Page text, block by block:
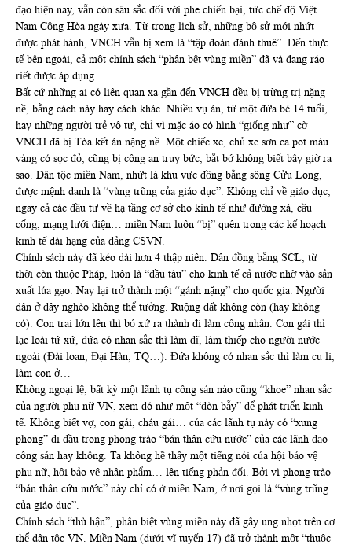
đạo hiện nay, vẫn còn sâu sắc đối với phe chiến bại, tức chế độ Việt
Nam Cộng Hòa ngày xưa. Từ trong lịch sử, những bộ sử mới nhứt
được phát hành, VNCH vẫn bị xem là “tập đoàn đánh thuê”. Đến thực
tế bên ngoài, cả một chính sách “phân bệt vùng miền” đã và đang ráo
riết được áp dụng.
Bất cứ những ai có liên quan xa gần đến VNCH đều bị trừng trị nặng
nề, bằng cách này hay cách khác. Nhiều vụ án, từ một đứa bé 14 tuổi,
hay những người trẻ vô tư, chỉ vì mặc áo có hình “giống như” cờ
VNCH đã bị Tòa kết án nặng nề. Một chiếc xe, chủ xe sơn ca pot màu
vàng có sọc đỏ, cũng bị công an truy bức, bắt bớ không biết bây giờ ra
sao. Dân tộc miền Nam, nhứt là khu vực đồng bằng sông Cửu Long,
được mệnh danh là “vùng trũng của giáo dục”. Không chỉ về giáo dục,
ngay cả các đầu tư về hạ tầng cơ sở cho kinh tế như đường xá, cầu
cống, mạng lưới điện… miền Nam luôn “bị” quên trong các kế hoạch
kinh tế dài hạng của đảng CSVN.
Chính sách này đã kéo dài hơn 4 thập niên. Dân đồng bằng SCL, từ
thời còn thuộc Pháp, luôn là “đầu tàu” cho kinh tế cả nước nhờ vào sản
xuất lúa gạo. Nay lại trở thành một “gánh nặng” cho quốc gia. Người
dân ở đây nghèo không thể tưởng. Ruộng đất không còn (hay không
có). Con trai lớn lên thì bỏ xứ ra thành đi làm công nhân. Con gái thì
lạc loài tứ xứ, đứa có nhan sắc thì làm đĩ, làm thiếp cho người nước
ngoài (Đài loan, Đại Hàn, TQ…). Đứa không có nhan sắc thì làm cu li,
làm con ở…
Không ngoại lệ, bất kỳ một lãnh tụ công sản nào cũng “khoe” nhan sắc
của người phụ nữ VN, xem đó như một “đòn bẫy” để phát triển kinh
tế. Không biết vợ, con gái, cháu gái… của các lãnh tụ này có “xung
phong” đi đầu trong phong trào “bán thân cứu nước” của các lãnh đạo
công sản hay không. Ta không hề thấy một tiếng nói của hội bảo vệ
phụ nữ, hội bảo vệ nhân phẩm… lên tiếng phản đối. Bởi vì phong trào
“bán thân cứu nước” này chỉ có ở miền Nam, ở nơi gọi là “vùng trũng
của giáo dục”.
Chính sách “thù hận”, phân biệt vùng miền này đã gây ung nhọt trên cơ
thể dân tộc VN. Miền Nam (dưới vĩ tuyến 17) đã trở thành một “thuộc